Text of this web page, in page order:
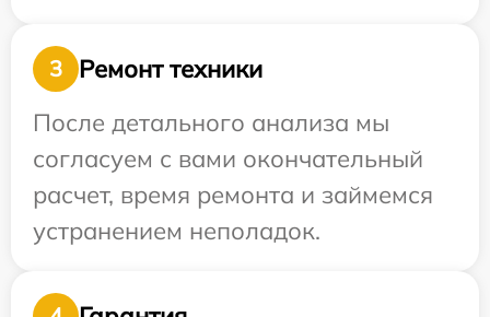
3
Ремонт техники
После детального анализа мы
согласуем с вами окончательный
расчет, время ремонта и займемся
устранением неполадок.